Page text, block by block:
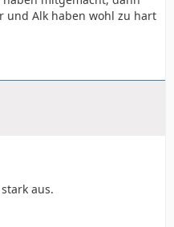
und Alk haben wohl zu hart
aus.